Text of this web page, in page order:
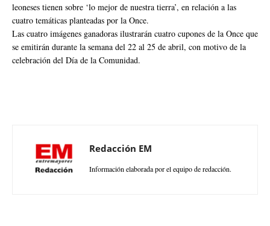
leoneses tienen sobre ‘lo mejor de nuestra tierra’, en relación a las
cuatro temáticas planteadas por la Once.
Las cuatro imágenes ganadoras ilustrarán cuatro cupones de la Once que
se emitirán durante la semana del 22 al 25 de abril, con motivo de la
celebración del Día de la Comunidad.
Redacción EM
Información elaborada por el equipo de redacción.